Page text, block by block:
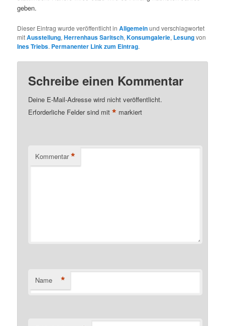
geben.
Dieser Eintrag wurde veröffentlicht inAllgemeinund verschlagwortet
mitAusstellung,Herrenhaus Saritsch,Konsumgalerie, Lesungvon
Ines Triebs. Permanenter Link zum Eintrag.
Schreibe einen Kommentar
Deine E-Mail-Adresse wird nicht veröffentlicht.
Erforderliche Felder sind mit* markiert
Kommentar *
Name *